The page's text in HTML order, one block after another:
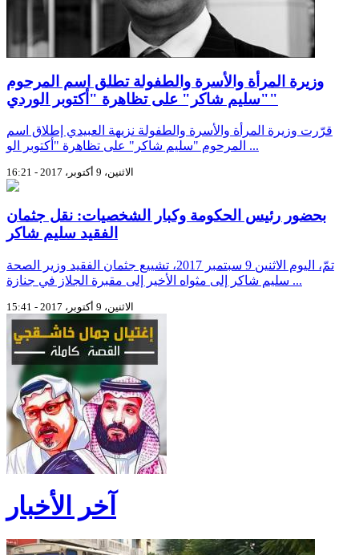
وزيرة المرأة والأسرة والطفولة تطلق اسم المرحوم
"سليم شاكر" على تظاهرة "أكتوبر الوردي"
قرّرت وزيرة المرأة والأسرة والطفولة نزيهة العبيدي إطلاق اسم
المرحوم "سليم شاكر" على تظاهرة "أكتوبر الو ...
الاثنين، 9 أكتوبر، 2017 - 16:21
بحضور رئيس الحكومة وكبار الشخصيات: نقل جثمان
الفقيد سليم شاكر
تمّ، اليوم الاثنين 9 سبتمبر 2017، تشييع جثمان الفقيد وزير الصحة
سليم شاكر إلى مثواه الأخير إلى مقبرة الجلاز في جنازة ...
الاثنين، 9 أكتوبر، 2017 - 15:41
آخر الأخبار